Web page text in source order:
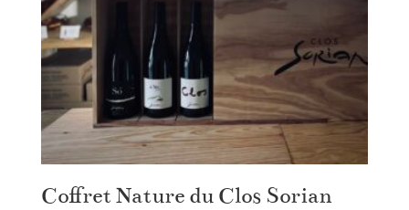
Coffret Nature du Clos Sorian